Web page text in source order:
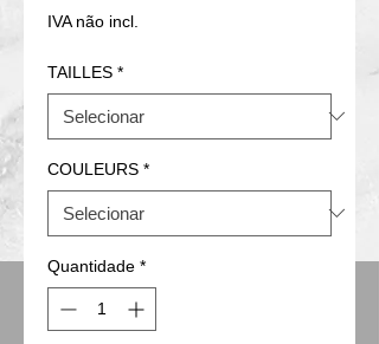
IVA não incl.
TAILLES *
COULEURS *
Quantidade *